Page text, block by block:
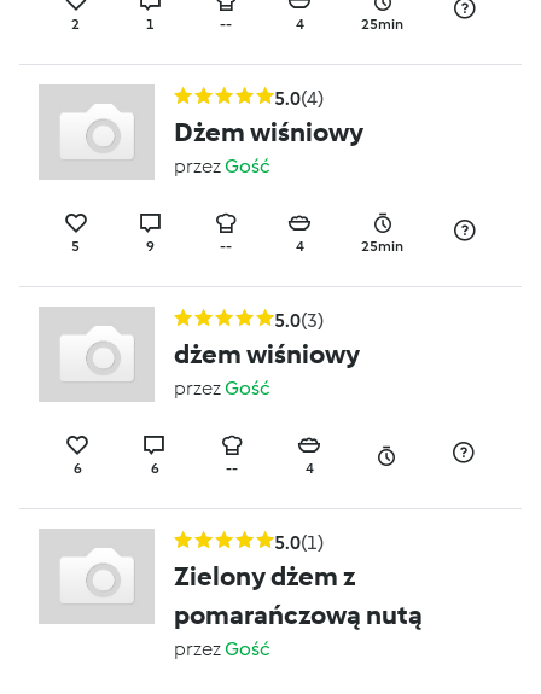
2 1 -- 4 25min
5.0(4)
Dżem wiśniowy
przezGość
5 9 -- 4 25min
5.0(3)
dżem wiśniowy
przezGość
6 6 -- 4
5.0(1)
Zielony dżem z
pomarańczową nutą
przezGość